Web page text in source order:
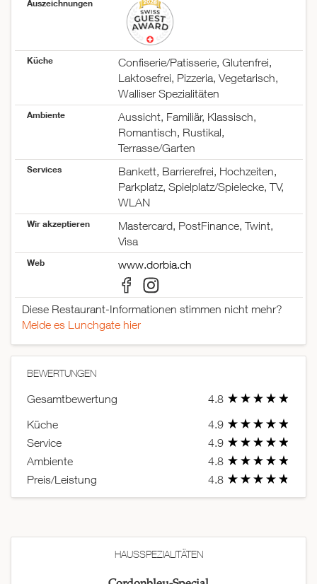
09:00–18:00
Auszeichnungen
Küche
Confiserie/Patisserie, Glutenfrei,
Laktosefrei, Pizzeria, Vegetarisch,
Walliser Spezialitäten
Ambiente
Aussicht, Familiär, Klassisch,
Romantisch, Rustikal,
Terrasse/Garten
Services
Bankett, Barrierefrei, Hochzeiten,
Parkplatz, Spielplatz/Spielecke, TV,
WLAN
Wir akzeptieren
Mastercard, PostFinance, Twint,
Visa
Web www.dorbia.ch
Diese Restaurant-Informationen stimmen nicht mehr?
Melde es Lunchgate hier
BEWERTUNGEN
Gesamtbewertung
4.8
Küche
4.9
Service
4.9
Ambiente
4.8
Preis/Leistung
4.8
HAUSSPEZIALITÄTEN